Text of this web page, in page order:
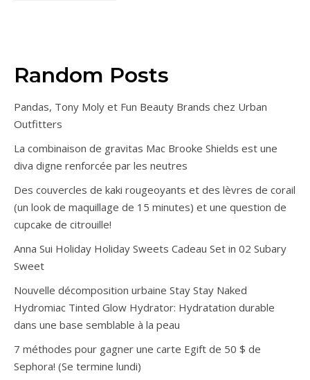
Random Posts
Pandas, Tony Moly et Fun Beauty Brands chez Urban
Outfitters
La combinaison de gravitas Mac Brooke Shields est une
diva digne renforcée par les neutres
Des couvercles de kaki rougeoyants et des lèvres de corail
(un look de maquillage de 15 minutes) et une question de
cupcake de citrouille!
Anna Sui Holiday Holiday Sweets Cadeau Set in 02 Subary
Sweet
Nouvelle décomposition urbaine Stay Stay Naked
Hydromiac Tinted Glow Hydrator: Hydratation durable
dans une base semblable à la peau
7 méthodes pour gagner une carte Egift de 50 $ de
Sephora! (Se termine lundi)